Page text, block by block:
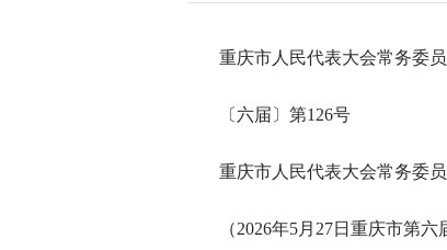
重庆市人民代表大会常务委
〔六届〕第126号
重庆市人民代表大会常务委
（2026年5月27日重庆市第